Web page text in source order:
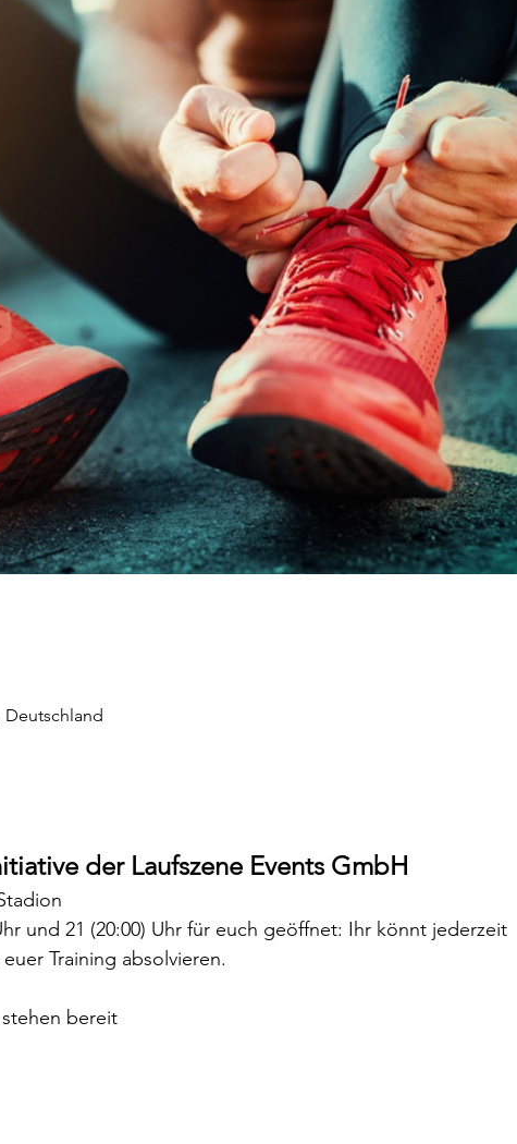
Deutschland
der Laufszene Events GmbH
und 21 (20:00) Uhr für euch geöffnet: Ihr könnt jederzeit
Training absolvieren.
bereit